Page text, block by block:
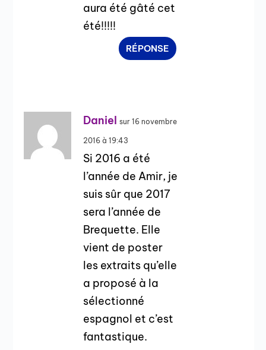
aura été gâté cet
été!!!!!
RÉPONSE
Daniel sur 16 novembre
2016 à 19:43
Si 2016 a été
l’année de Amir, je
suis sûr que 2017
sera l’année de
Brequette. Elle
vient de poster
les extraits qu’elle
a proposé à la
sélectionné
espagnol et c’est
fantastique.